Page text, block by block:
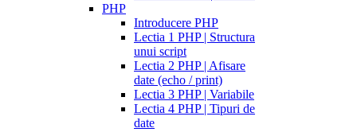
PHP
Introducere PHP
Lectia 1 PHP | Structura
unui script
Lectia 2 PHP | Afisare
date (echo / print)
Lectia 3 PHP | Variabile
Lectia 4 PHP | Tipuri de
date